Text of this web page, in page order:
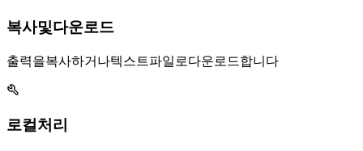
복사 및 .txt 다운로드
출력을 복사하거나 텍스트 파일로 다운로드합니다.
로컬 처리